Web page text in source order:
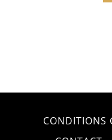
CONDITIONS